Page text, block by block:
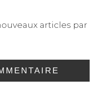
articles par